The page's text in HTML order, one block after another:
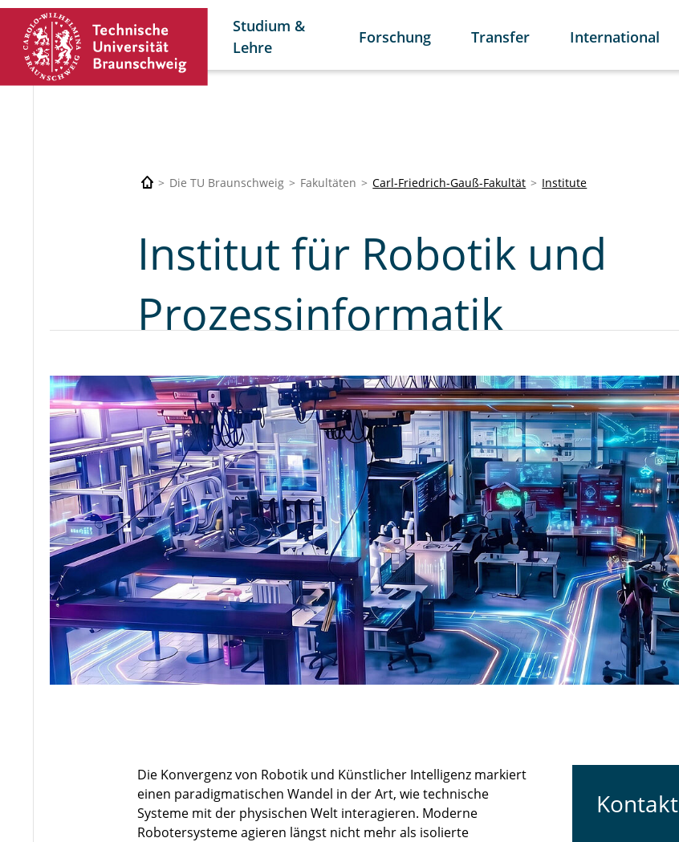
Studium &
Lehre
Forschung Transfer International
Die TU Braunschweig Fakultäten Carl-Friedrich-Gauß-Fakultät Institute
Institut für Robotik und
Prozessinformatik
Die Konvergenz von Robotik und Künstlicher Intelligenz markiert
einen paradigmatischen Wandel in der Art, wie technische
Systeme mit der physischen Welt interagieren. Moderne
Robotersysteme agieren längst nicht mehr als isolierte
Kontakt